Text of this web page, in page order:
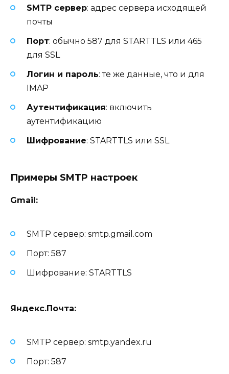
SMTP сервер: адрес сервера исходящей
почты
Порт: обычно 587 для STARTTLS или 465
для SSL
Логин и пароль: те же данные, что и для
IMAP
Аутентификация: включить
аутентификацию
Шифрование: STARTTLS или SSL
Примеры SMTP настроек
Gmail:
SMTP сервер: smtp.gmail.com
Порт: 587
Шифрование: STARTTLS
Яндекс.Почта:
SMTP сервер: smtp.yandex.ru
Порт: 587